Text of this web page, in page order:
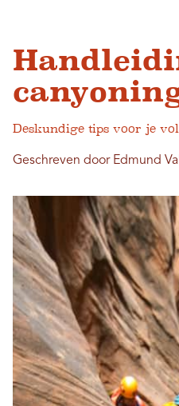
Deskundige tips voor je
Geschreven door Edmund